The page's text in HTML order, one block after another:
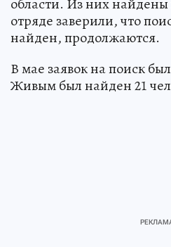
отряде заверили, что
найден, продолжаются.
В мае заявок на поиск
Живым был найден 21